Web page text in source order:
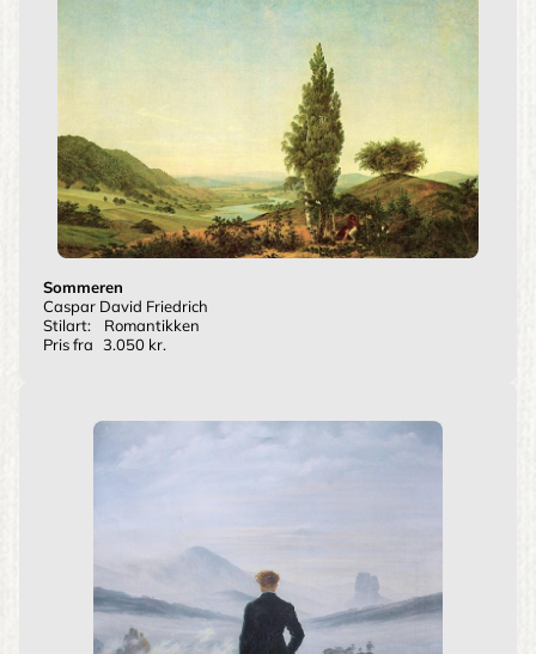
Sommeren
Caspar David Friedrich
Stilart:
Romantikken
Pris fra 3.050 kr.